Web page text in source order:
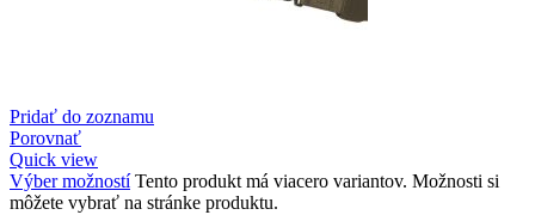
Pridať do zoznamu
Porovnať
Quick view
Výber možností Tento produkt má viacero variantov. Možnosti si
môžete vybrať na stránke produktu.